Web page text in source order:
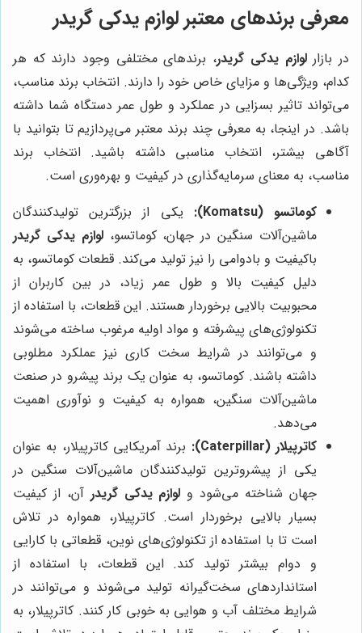
معرفی برندهای معتبر لوازم یدکی گریدر
در بازارلوازم یدکی گریدر، برندهای مختلفی وجود دارند که هر
کدام، ویژگی‌ها و مزایای خاص خود را دارند. انتخاب برند مناسب،
می‌تواند تاثیر بسزایی در عملکرد و طول عمر دستگاه شما داشته
باشد. در اینجا، به معرفی چند برند معتبر می‌پردازیم تا بتوانید با
آگاهی بیشتر، انتخاب مناسبی داشته باشید. انتخاب برند
مناسب، به معنای سرمایه‌گذاری در کیفیت و بهره‌وری است.
کوماتسو (Komatsu):
یکی از بزرگترین تولیدکنندگان
ماشین‌آلات سنگین در جهان، کوماتسو،لوازم یدکی گریدر
باکیفیت و بادوامی را نیز تولید می‌کند. قطعات کوماتسو، به
دلیل کیفیت بالا و طول عمر زیاد، در بین کاربران از
محبوبیت بالایی برخوردار هستند. این قطعات، با استفاده از
تکنولوژی‌های پیشرفته و مواد اولیه مرغوب ساخته می‌شوند
و می‌توانند در شرایط سخت کاری نیز عملکرد مطلوبی
داشته باشند. کوماتسو، به عنوان یک برند پیشرو در صنعت
ماشین‌آلات سنگین، همواره به کیفیت و نوآوری اهمیت
می‌دهد.
کاترپیلار (Caterpillar):
برند آمریکایی کاترپیلار، به عنوان
یکی از پیشروترین تولیدکنندگان ماشین‌آلات سنگین در
جهان شناخته می‌شود و لوازم یدکی گریدر آن، از کیفیت
بسیار بالایی برخوردار است. کاترپیلار، همواره در تلاش
است تا با استفاده از تکنولوژی‌های نوین، قطعاتی با کارایی
و دوام بیشتر تولید کند. این قطعات، با استفاده از
استانداردهای سخت‌گیرانه تولید می‌شوند و می‌توانند در
شرایط مختلف آب و هوایی به خوبی کار کنند. کاترپیلار، به